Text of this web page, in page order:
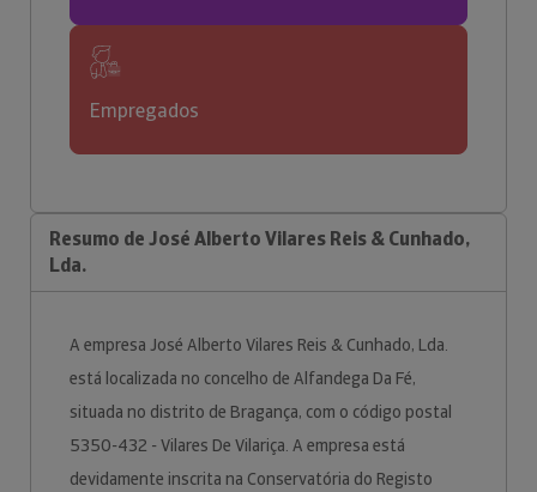
Empregados
Resumo de José Alberto Vilares Reis & Cunhado,
Lda.
A empresa José Alberto Vilares Reis & Cunhado, Lda.
está localizada no concelho de Alfandega Da Fé,
situada no distrito de Bragança, com o código postal
5350-432 - Vilares De Vilariça. A empresa está
devidamente inscrita na Conservatória do Registo